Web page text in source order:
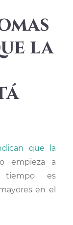
la
que la
empieza a
tiempo es
en el